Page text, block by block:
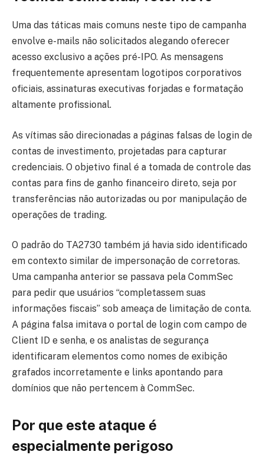
Uma das táticas mais comuns neste tipo de campanha
envolve e-mails não solicitados alegando oferecer
acesso exclusivo a ações pré-IPO. As mensagens
frequentemente apresentam logotipos corporativos
oficiais, assinaturas executivas forjadas e formatação
altamente profissional.
As vítimas são direcionadas a páginas falsas de login de
contas de investimento, projetadas para capturar
credenciais. O objetivo final é a tomada de controle das
contas para fins de ganho financeiro direto, seja por
transferências não autorizadas ou por manipulação de
operações de trading.
O padrão do TA2730 também já havia sido identificado
em contexto similar de impersonação de corretoras.
Uma campanha anterior se passava pela CommSec
para pedir que usuários “completassem suas
informações fiscais” sob ameaça de limitação de conta.
A página falsa imitava o portal de login com campo de
Client ID e senha, e os analistas de segurança
identificaram elementos como nomes de exibição
grafados incorretamente e links apontando para
domínios que não pertencem à CommSec.
Por que este ataque é
especialmente perigoso